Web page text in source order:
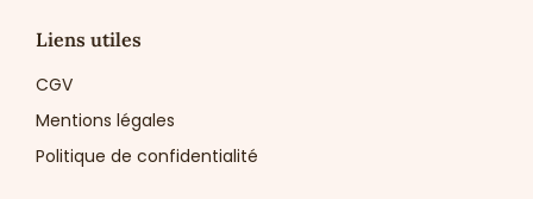
Liens utiles
CGV
Mentions légales
Politique de confidentialité